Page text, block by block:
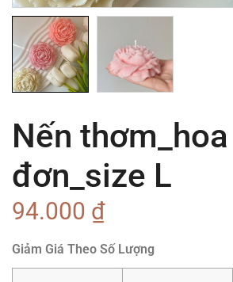
Nến
đơn_size L
94.000 ₫
Giảm Giá Theo Số Lượng